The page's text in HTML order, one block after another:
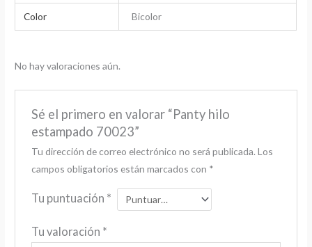
Color Bicolor
No hay valoraciones aún.
Sé el primero en valorar “Panty hilo
estampado 70023”
Tu dirección de correo electrónico no será publicada. Los
campos obligatorios están marcados con *
Tu puntuación *
Tu valoración *